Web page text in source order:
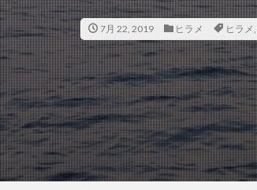
7月 22, 2019 ヒラメ ヒラメ,